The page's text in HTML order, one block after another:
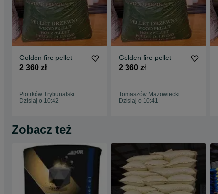
Golden fire pellet
2 360 zł
Piotrków Trybunalski
Dzisiaj o 10:42
Golden fire pellet
2 360 zł
Tomaszów Mazowiecki
Dzisiaj o 10:41
Zobacz też